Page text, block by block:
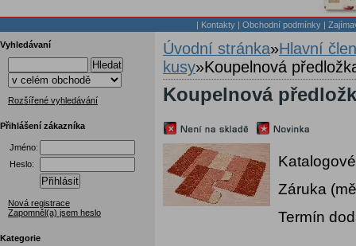
| Kontakty | Obchodní podmínky |
Vyhledávaní
Hledat
Rozšířené vyhledávání
Přihlášení zákazníka
Jméno:
Heslo:
Přihlásit
Nová registrace
Zapomněl(a) jsem heslo
Kategorie
Úvodní stránka»Hlavní
kusy»Koupelnová
Koupelnová
Záruka
Termín